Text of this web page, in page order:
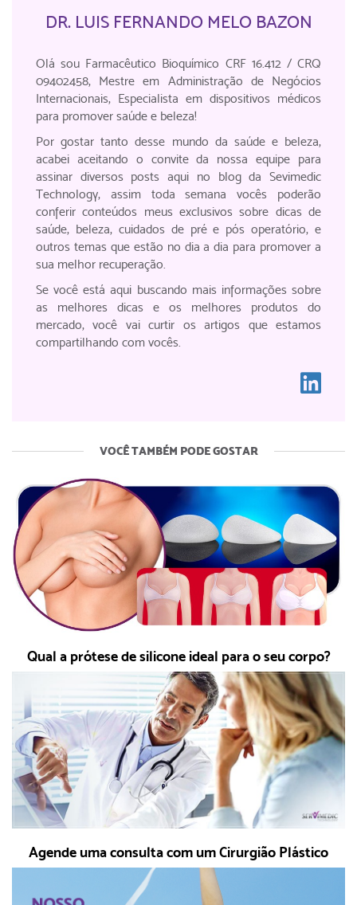
DR. LUIS FERNANDO MELO BAZON
Olá sou Farmacêutico Bioquímico CRF 16.412 / CRQ
09402458, Mestre em Administração de Negócios
Internacionais, Especialista em dispositivos médicos
para promover saúde e beleza!
Por gostar tanto desse mundo da saúde e beleza,
acabei aceitando o convite da nossa equipe para
assinar diversos posts aqui no blog da Sevimedic
Technology, assim toda semana vocês poderão
conferir conteúdos meus exclusivos sobre dicas de
saúde, beleza, cuidados de pré e pós operatório, e
outros temas que estão no dia a dia para promover a
sua melhor recuperação.
Se você está aqui buscando mais informações sobre
as melhores dicas e os melhores produtos do
mercado, você vai curtir os artigos que estamos
compartilhando com vocês.
VOCÊ TAMBÉM PODE GOSTAR
Qual a prótese de silicone ideal para o seu corpo?
Agende uma consulta com um Cirurgião Plástico